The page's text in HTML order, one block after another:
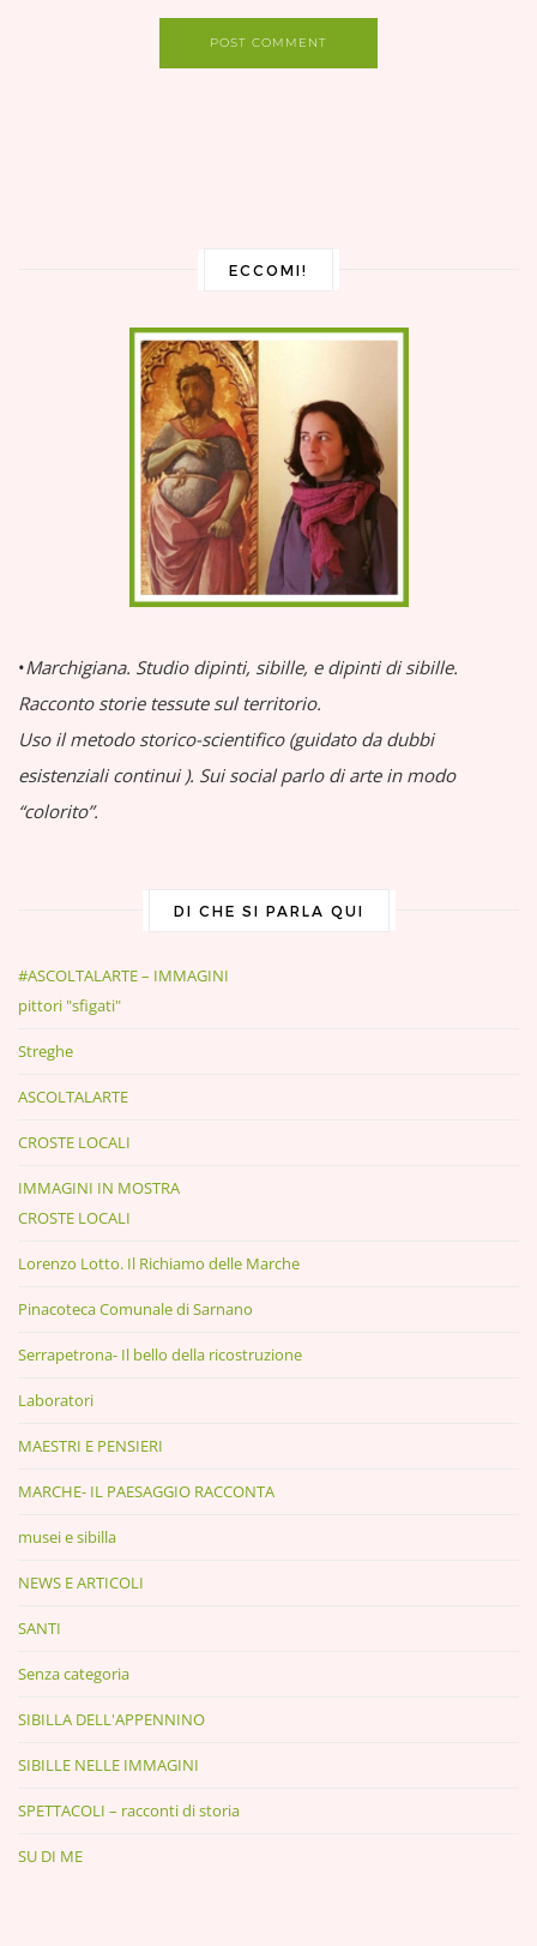
POST COMMENT
ECCOMI!
•Marchigiana. Studio dipinti, sibille, e dipinti di sibille.
Racconto storie tessute sul territorio.
Uso il metodo storico-scientifico (guidato da dubbi
esistenziali continui ). Sui social parlo di arte in modo
“colorito”.
DI CHE SI PARLA QUI
#ASCOLTALARTE – IMMAGINI
pittori "sfigati"
Streghe
ASCOLTALARTE
CROSTE LOCALI
IMMAGINI IN MOSTRA
CROSTE LOCALI
Lorenzo Lotto. Il Richiamo delle Marche
Pinacoteca Comunale di Sarnano
Serrapetrona- Il bello della ricostruzione
Laboratori
MAESTRI E PENSIERI
MARCHE- IL PAESAGGIO RACCONTA
musei e sibilla
NEWS E ARTICOLI
SANTI
Senza categoria
SIBILLA DELL'APPENNINO
SIBILLE NELLE IMMAGINI
SPETTACOLI – racconti di storia
SU DI ME